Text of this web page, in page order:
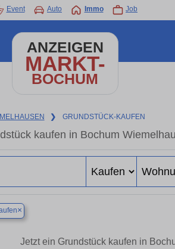
Event Auto Immo Job
ANZEIGEN
MARKT-
BOCHUM
❯ GRUNDSTÜCK-KAUFEN
kaufen in Bochum
×
Jetzt ein Grundstück kaufen in